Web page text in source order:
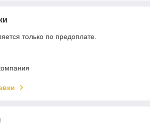
только по предоплате.